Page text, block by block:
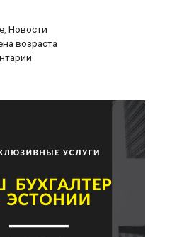
,Новости
возраста